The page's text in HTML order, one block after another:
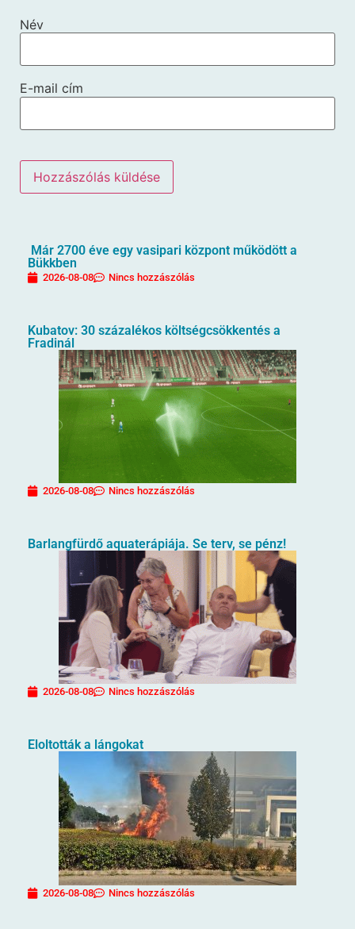
Név
E-mail cím
Már 2700 éve egy vasipari központ működött a
Bükkben
2026-08-08 Nincs hozzászólás
Kubatov: 30 százalékos költségcsökkentés a
Fradinál
2026-08-08 Nincs hozzászólás
Barlangfürdő aquaterápiája. Se terv, se pénz!
2026-08-08 Nincs hozzászólás
Eloltották a lángokat
2026-08-08 Nincs hozzászólás